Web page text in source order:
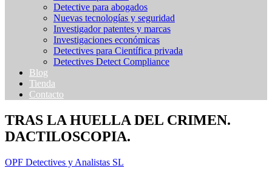
Detective para abogados
Nuevas tecnologías y seguridad
Investigador patentes y marcas
Investigaciones económicas
Detectives para Científica privada
Detectives Detect Compliance
Blog
Tienda
Contacto
TRAS LA HUELLA DEL CRIMEN.
DACTILOSCOPIA.
OPF Detectives y Analistas SL